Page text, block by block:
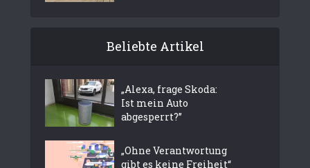
Beliebte Artikel
„Alexa, frage Skoda:
Ist mein Auto
abgesperrt?”
„Ohne Verantwortung
gibt es keine Freiheit“